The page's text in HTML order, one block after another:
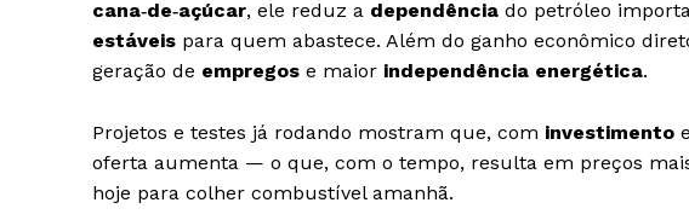
cana‑de‑açúcar, ele reduz a dependência do petróleo
estáveis para quem abastece. Além do ganho econômico
geração de empregos e maior independência energética.
Projetos e testes já rodando mostram que, com investimento
oferta aumenta — o que, com o tempo, resulta em preços
hoje para colher combustível amanhã.